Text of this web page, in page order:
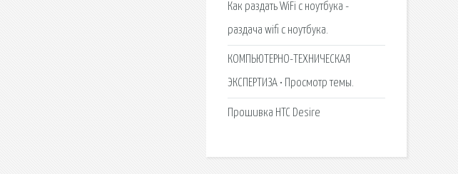
Как раздать WiFi с ноутбука -
раздача wifi с ноутбука.
КОМПЬЮТЕРНО-ТЕХНИЧЕСКАЯ
ЭКСПЕРТИЗА • Просмотр темы.
Прошивка HTC Desire